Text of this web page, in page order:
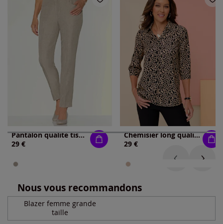
Pantalon qualité tissée
29 €
Chemisier long qualité tissée
29 €
Nous vous recommandons
Blazer femme grande
taille